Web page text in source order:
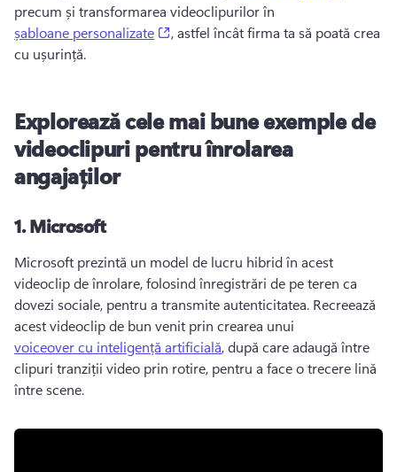
precum și transformarea videoclipurilor în
șabloane personalizate
(opens in a new tab)
, astfel încât firma ta să poată crea
cu ușurință.
Explorează cele mai bune exemple de
videoclipuri pentru înrolarea
angajaților
1.Microsoft
Microsoft prezintă un model de lucru hibrid în acest
videoclip de înrolare, folosind înregistrări de pe teren ca
dovezi sociale, pentru a transmite autenticitatea. Recreează
acest videoclip de bun venit prin crearea unui
voiceover cu inteligență artificială, după care adaugă între
clipuri tranziții video prin rotire, pentru a face o trecere lină
între scene.